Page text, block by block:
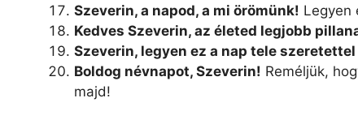
Szeverin, a napod, a mi örömünk! Legyen
Kedves Szeverin, az életed legjobb
Szeverin, legyen ez a nap tele
Boldog névnapot, Szeverin! Reméljük,
majd!